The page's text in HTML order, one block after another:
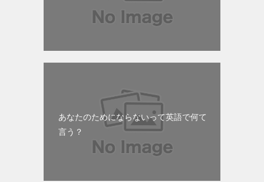
あなたのためにならないって英語で何て
言う？